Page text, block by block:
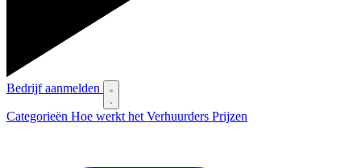
Bedrijf aanmelden
Categorieën Hoe werkt het Verhuurders Prijzen